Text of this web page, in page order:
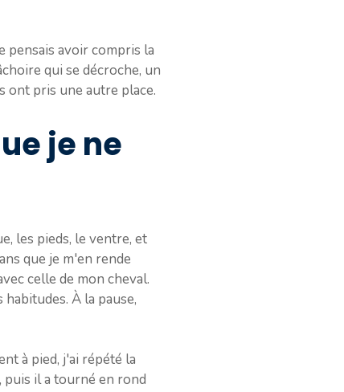
pensais avoir compris la
qui se décroche, un
ont pris une autre place.
je ne
les pieds, le ventre, et
que je m'en rende
celle de mon cheval.
À la pause,
à pied, j'ai répété la
puis il a tourné en rond